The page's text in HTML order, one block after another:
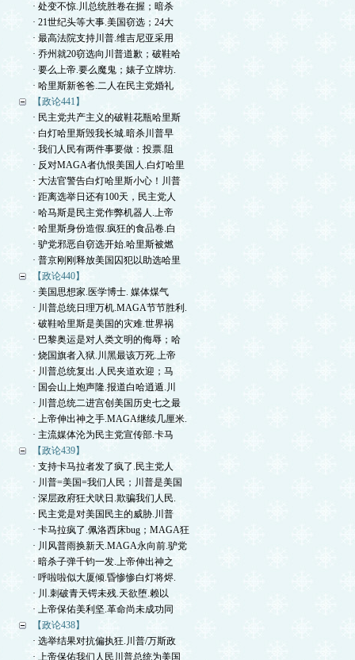
· 处变不惊.川总统胜卷在握；暗杀
· 21世纪头等大事.美国窃选；24大
· 最高法院支持川普.维吉尼亚采用
· 乔州就20窃选向川普道歉；破鞋哈
· 要么上帝.要么魔鬼；婊子立牌坊.
· 哈里斯新爸爸.二人在民主党婚礼
【政论441】
· 民主党共产主义的破鞋花瓶哈里斯
· 白灯哈里斯毁我长城.暗杀川普早
· 我们人民有两件事要做：投票.阻
· 反对MAGA者仇恨美国人.白灯哈里
· 大法官警告白灯哈里斯小心！川普
· 距离选举日还有100天，民主党人
· 哈马斯是民主党作弊机器人.上帝
· 哈里斯身份造假.疯狂的食品卷.白
· 驴党邪恶自窃选开始.哈里斯被燃
· 普京刚刚释放美国囚犯以助选哈里
【政论440】
· 美国思想家.医学博士. 媒体煤气
· 川普总统日理万机.MAGA节节胜利.
· 破鞋哈里斯是美国的灾难.世界祸
· 巴黎奥运是对人类文明的侮辱；哈
· 烧国旗者入狱.川黑最该万死.上帝
· 川普总统复出.人民夹道欢迎；马
· 国会山上炮声隆.报道白哈逍遁.川
· 川普总统二进宫创美国历史七之最
· 上帝伸出神之手.MAGA继续几厘米.
· 主流媒体沦为民主党宣传部.卡马
【政论439】
· 支持卡马拉者发了疯了.民主党人
· 川普=美国=我们人民；川普是美国
· 深层政府狂犬吠日.欺骗我们人民.
· 民主党是对美国民主的威胁.川普
· 卡马拉疯了.佩洛西床bug；MAGA狂
· 川风普雨换新天.MAGA永向前.驴党
· 暗杀子弹千钧一发.上帝伸出神之
· 呼啦啦似大厦倾.昏惨惨白灯将烬.
· 川.刺破青天锷未残.天欲堕.赖以
· 上帝保佑美利坚.革命尚未成功同
【政论438】
· 选举结果对抗偏执狂.川普/万斯政
· 上帝保佑我们人民川普总统为美国